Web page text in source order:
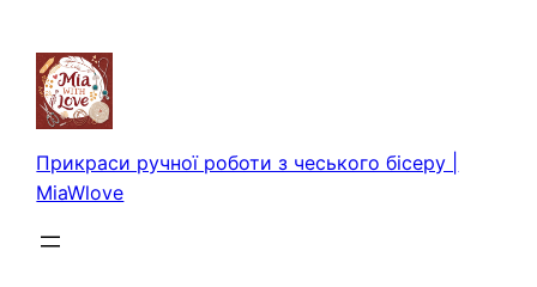
вмісту
Прикраси ручної роботи з чеського бісеру |
MiaWlove